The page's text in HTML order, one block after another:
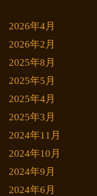
2026年4月
2026年2月
2025年8月
2025年5月
2025年4月
2025年3月
2024年11月
2024年10月
2024年9月
2024年6月